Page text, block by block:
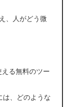
、人がどう微
る無料のツー
は、どのような